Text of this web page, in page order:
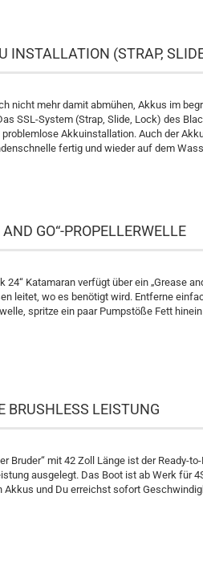
INSTALLATION (STRAP,
nicht mehr damit abmühen, Akkus im
SSL-System (Strap, Slide, Lock) des
Akkuinstallation. Auch der
fertig und wieder auf dem
AND GO“-PROPELLERWELLE
24“ Katamaran verfügt über ein „Grease
leitet, wo es benötigt wird. Entferne
spritze ein paar Pumpstöße Fett
BRUSHLESS LEISTUNG
Bruder“ mit 42 Zoll Länge ist der Ready-
ausgelegt. Das Boot ist ab Werk für
Akkus und Du erreichst sofort